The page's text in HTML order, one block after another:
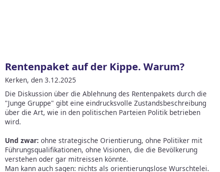
Rentenpaket auf der Kippe. Warum?
Kerken, den 3.12.2025
Die Diskussion über die Ablehnung des Rentenpakets durch die
"Junge Gruppe" gibt eine eindrucksvolle Zustandsbeschreibung
über die Art, wie in den politischen Parteien Politik betrieben
wird.
Und zwar: ohne strategische Orientierung, ohne Politiker mit
Führungsqualifikationen, ohne Visionen, die die Bevölkerung
verstehen oder gar mitreissen könnte.
Man kann auch sagen: nichts als orientierungslose Wurschtelei.